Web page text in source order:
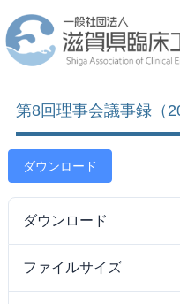
第8回理事会議事録（
ダウンロード
ダウンロード
ファイルサイズ